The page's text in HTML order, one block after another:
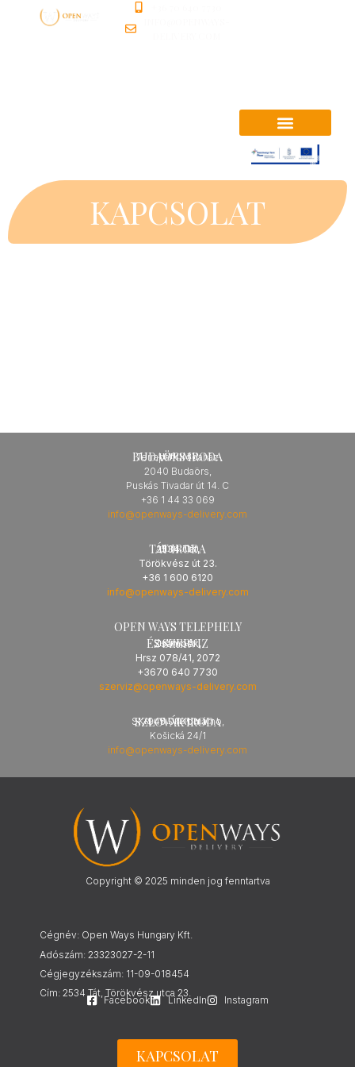
KAPCSOLAT
BUDAÖRS IRODA
HUNGARY
Terrapark Irodaház
2040 Budaörs,
Puskás Tivadar út 14. C
+36 1 44 33 069
info@openways-delivery.com
TÁT IRODA
HUNGARY
2534 Tát,
Törökvész út 23.
+36 1 600 6120
info@openways-delivery.com
OPEN WAYS TELEPHELY
ÉS SZERVIZ
HUNGARY
Zsámbék,
Hrsz 078/41, 2072
+3670 640 7730
szerviz@openways-delivery.com
SZLOVÁK IRODA
SLOVAK REPUBLIC
SK-945 01 Komárno,
Košická 24/1
info@openways-delivery.com
Copyright © 2025 minden jog fenntartva
Cégnév: Open Ways Hungary Kft.
Adószám: 23323027-2-11
Cégjegyzékszám: 11-09-018454
Cím: 2534 Tát, Törökvész utca 23.
Facebook LinkedIn Instagram
KAPCSOLAT